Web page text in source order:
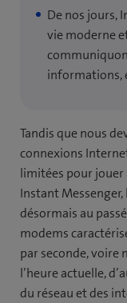
De nos jours,
vie moderne
informations,
Tandis que nous
connexions
limitées pour jouer
Instant
désormais au
modems
par seconde, voire
l’heure actuelle,
du réseau et des